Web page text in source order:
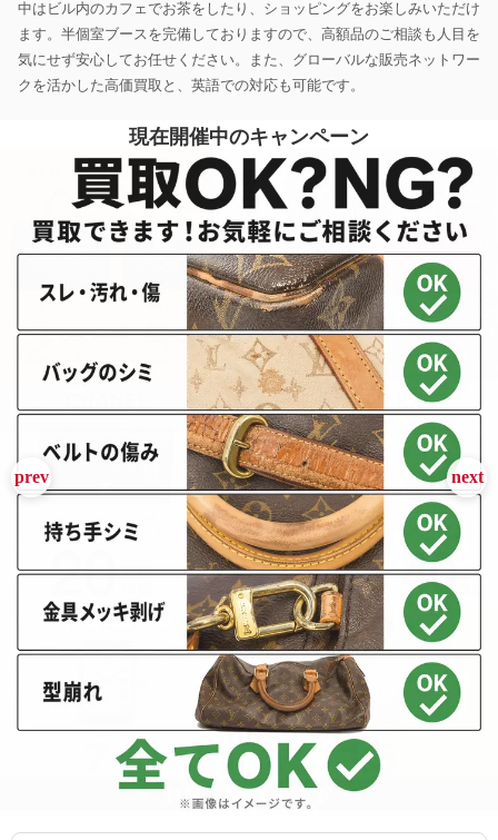
中はビル内のカフェでお茶をしたり、ショッピングをお楽しみいただけ
ます。半個室ブースを完備しておりますので、高額品のご相談も人目を
気にせず安心してお任せください。また、グローバルな販売ネットワー
クを活かした高価買取と、英語での対応も可能です。
現在開催中のキャンペーン
BRAND OFF ラ・ポルト青山店 キャンペーン情報: 買取OK